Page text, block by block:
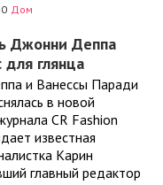
Дом
Джонни Деппа
для глянца
и Ванессы Паради
в новой
CR Fashion
известная
Карин
главный редактор